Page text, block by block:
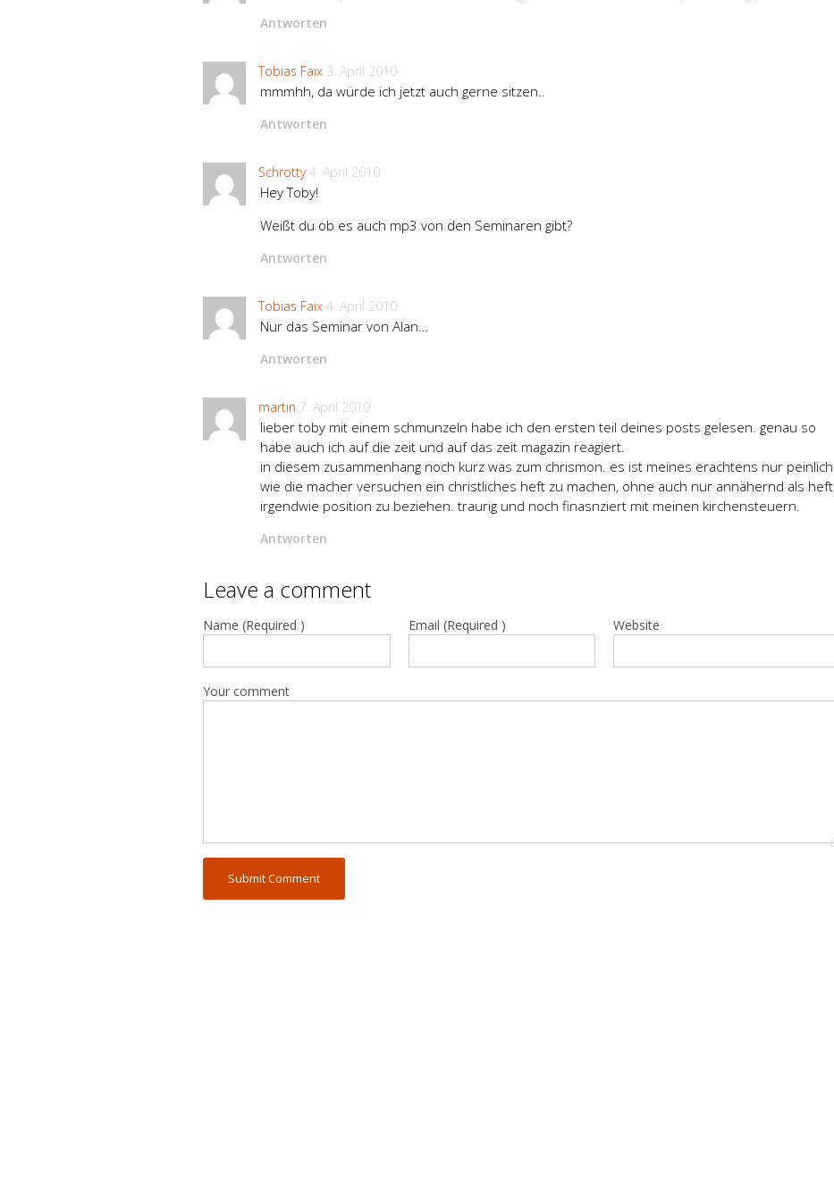
Antworten
Tobias Faix 3. April 2010
mmmhh, da würde ich jetzt auch gerne sitzen..
Antworten
Schrotty 4. April 2010
Hey Toby!
Weißt du ob es auch mp3 von den Seminaren gibt?
Antworten
Tobias Faix 4. April 2010
Nur das Seminar von Alan…
Antworten
martin 7. April 2010
lieber toby mit einem schmunzeln habe ich den ersten teil deines posts gelesen. genau so
habe auch ich auf die zeit und auf das zeit magazin reagiert.
in diesem zusammenhang noch kurz was zum chrismon. es ist meines erachtens nur peinlich
wie die macher versuchen ein christliches heft zu machen, ohne auch nur annähernd als heft
irgendwie position zu beziehen. traurig und noch finasnziert mit meinen kirchensteuern.
Antworten
Leave a comment
Name (Required ) Email (Required ) Website
Your comment